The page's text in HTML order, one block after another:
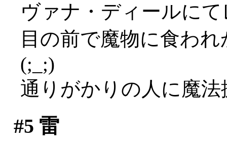
ヴァナ・ディールに
目の前で魔物に食わ
(;_;)
通りがかりの人に魔
#5 雷